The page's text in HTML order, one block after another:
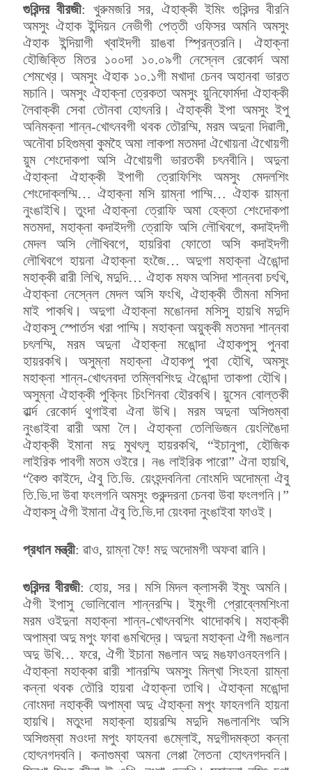
গুরিন্দর বীরজী: খুরুমজরি সর, ঐহাক্কী ইমিং গুরিন্দর বীরনি
অমসুং ঐহাক ইন্দিয়ন নেভীগী পেত্তী ওফিসর অমনি অমসুং
ঐহাক ইন্দিয়াগী খ্বাইদগী য়াঙবা স্প্রিন্তরনি। ঐহাক্না
হৌজিক্তি মিতর ১০০দা ১০.০৯গী নেস্নেল রেকোর্দ অমা
শেমখ্রে। অমসুং ঐহাক ১০.১গী মখাদা চেনব অহানবা ভারত
মচানি। অমসুং ঐহাক্না ত্রেকতা অমসুং য়ুনিফোর্মদা ঐহাক্কী
লৈবাক্কী সেবা তৌনবা হোৎনরি। ঐহাক্কী ইপা অমসুং ইপু
অনিমক্না শান্ন-খোৎনবগী থবক তৌরম্মি, মরম অদুনা দিৱালী,
অনৌবা চহিগুম্বা কুমহৈ অমা লাকপা মতমদা ঐখোয়না ঐখোয়গী
য়ুম শেংদোকপা অসি ঐখোয়গী ভারতকী চৎনবীনি। অদুনা
ঐহাক্না ঐহাক্কী ইপাগী ত্রোফিশিং অমসুং মেদলশিং
শেংদোক্লম্মি… ঐহাক্না মসি য়াম্না পাম্মি… ঐহাক য়াম্না
নুংঙাইখি। তুংদা ঐহাক্না ত্রোফি অমা হেক্তা শেংদোকপা
মতমদা, মহাক্না কদাইদগী ত্রোফি অসি লৌখিবগে, কদাইদগী
মেদল অসি লৌখিবগে, হায়রিবা ফোতো অসি কদাইদগী
লৌখিবগে হায়না ঐহাক্না হংজৈ… অদুগা মহাক্না ঐঙোন্দা
মহাক্কী ৱারী লিখি, মদুদি… ঐহাক মফম অসিদা শান্নবা চৎখি,
ঐহাক্না নেস্নেল মেদল অসি ফংখি, ঐহাক্কী তীমনা মসিদা
মাই পাকখি। অদুগা ঐহাক্না মঙোনদা মসিসু হায়খি মদুদি
ঐহাকসু স্পোর্তস খরা পাম্মি। মহাক্না অয়ুক্কী মতমদা শান্নবা
চৎলম্মি, মরম অদুনা ঐহাক্না মঙোন্দা ঐহাকপুসু পুনবা
হায়রকখি। অসুম্না মহাক্না ঐহাকপু পুবা হৌখি, অমসুং
মহাক্না শান্ন-খোৎনবদা তম্লিবশিংদু ঐঙোন্দা তাকপা হৌখি।
অসুম্না ঐহাক্কী পুক্নিং চিংশিনবা হৌরকখি। য়ুসেন বোল্তকী
ৱার্ল্দ রেকোর্দ থুগাইবা ঐনা উখি। মরম অদুনা অসিগুম্বা
নুংঙাইবা ৱারী অমা লৈ। ঐহাক্না তেলিভিজন য়েংলিঙৈদা
ঐহাক্কী ইমানা মদু মুথৎলু হায়রকখি, “ইচানুপা, হৌজিক
লাইরিক পাবগী মতম ওইরে। নঙ লাইরিক পারো” ঐনা হায়খি,
“কৈশু কাইদে, ঐবু তি.ভি. য়েংহন্দবনিনা নোংমদি অদোম্না ঐবু
তি.ভি.দা উবা ফংলগনি অমসুং গুরুন্দরনা চেনবা উবা ফংলগনি।”
ঐহাকসু ঐগী ইমানা ঐবু তি.ভি.দা য়েংবদা নুংঙাইবা ফাওই।
প্রধান মন্ত্রী: ৱাও, য়াম্না ফৈ! মদু অদোমগী অফবা ৱানি।
গুরিন্দর বীরজী: হোয়, সর। মসি মিদল ক্লাসকী ইমুং অমনি।
ঐগী ইপাসু ভোলিবোল শান্নরম্মি। ইমুংগী প্রোব্লেমশিংনা
মরম ওইদুনা মহাক্না শান্ন-খোৎনবশিং থাদোকখি। মহাক্কী
অপাম্বা অদু মপুং ফাবা ঙমখিদ্রে। অদুনা মহাক্না ঐগী মঙলান
অদু উখি… ফরে, ঐগী ইচানা মঙলান অদু মঙফাওনহনগনি।
ঐহাক্না মহাক্কা ৱারী শানরম্মি অমসুং মিল্খা সিংহনা য়াম্না
কন্না থবক তৌরি হায়বা ঐহাক্না তাখি। ঐহাক্না মঙোন্দা
নোংমদা নহাক্কী অপাম্বা অদু ঐহাক্না মপুং ফাহনগনি হায়না
হায়খি। মতুংদা মহাক্না হায়রম্মি মদুদি মঙলানশিং অসি
অসিগুম্বা মওংদা মপুং ফাহনবা ঙম্লোই, মদুগীদমক্তা কন্না
হোৎনগদবনি। কনাগুম্বা অমনা লেপ্পা লৈতনা হোৎনগদবনি।